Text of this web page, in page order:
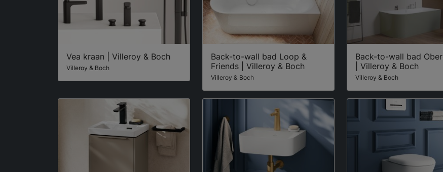
Vea kraan | Villeroy & Boch
Villeroy & Boch
Back-to-wall bad Loop &
Friends | Villeroy & Boch
Villeroy & Boch
Back-to-wall bad
| Villeroy & Boch
Villeroy & Boch